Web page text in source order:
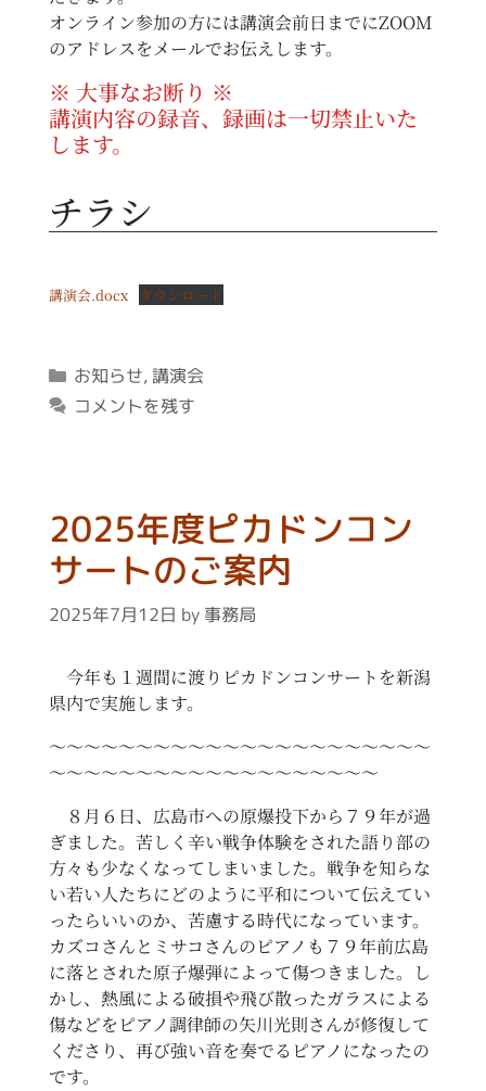
オンライン参加の方には講演会前日までにZOOM
のアドレスをメールでお伝えします。
※ 大事なお断り ※
講演内容の録音、録画は一切禁止いた
します。
チラシ
講演会.docx ダウンロード
カ
テ
お知らせ,講演会
コメントを残す
2025年度ピカドンコン
サートのご案内
2025年7月12日 by 事務局
今年も１週間に渡りピカドンコンサートを新潟
県内で実施します。
〜〜〜〜〜〜〜〜〜〜〜〜〜〜〜〜〜〜〜〜〜〜
〜〜〜〜〜〜〜〜〜〜〜〜〜〜〜〜〜〜〜
８月６日、広島市への原爆投下から７９年が過
ぎました。苦しく辛い戦争体験をされた語り部の
方々も少なくなってしまいました。戦争を知らな
い若い人たちにどのように平和について伝えてい
ったらいいのか、苦慮する時代になっています。
カズコさんとミサコさんのピアノも７９年前広島
に落とされた原子爆弾によって傷つきました。し
かし、熱風による破損や飛び散ったガラスによる
傷などをピアノ調律師の矢川光則さんが修復して
くださり、再び強い音を奏でるピアノになったの
です。